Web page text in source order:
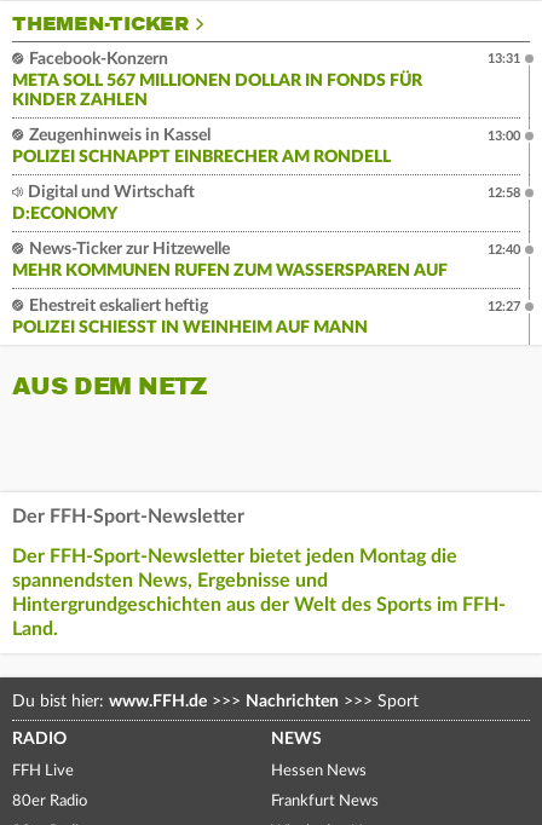
THEMEN-TICKER
Facebook-Konzern
META SOLL 567 MILLIONEN DOLLAR IN FONDS FÜR
KINDER ZAHLEN
13:31
Zeugenhinweis in Kassel
POLIZEI SCHNAPPT EINBRECHER AM RONDELL
13:00
Digital und Wirtschaft
D:ECONOMY
12:58
News-Ticker zur Hitzewelle
MEHR KOMMUNEN RUFEN ZUM WASSERSPAREN AUF
12:40
Ehestreit eskaliert heftig
POLIZEI SCHIESST IN WEINHEIM AUF MANN
12:27
AUS DEM NETZ
Der FFH-Sport-Newsletter
Der FFH-Sport-Newsletter bietet jeden Montag die
spannendsten News, Ergebnisse und
Hintergrundgeschichten aus der Welt des Sports im FFH-
Land.
Du bist hier: www.FFH.de >>> Nachrichten >>> Sport
RADIO
FFH Live
80er Radio
NEWS
Hessen News
Frankfurt News